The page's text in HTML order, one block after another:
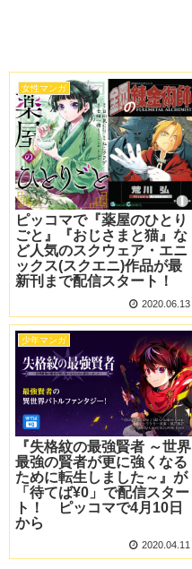
女性マンガ
ピッコマで『薬屋のひとり
ごと』『おじさまと猫』な
ど人気のスクウェア・エニ
ックス(スクエニ)作品が最
新刊まで配信スタート！
2020.06.13
少年マンガ
『失格紋の最強賢者 ～世界
最強の賢者が更に強くなる
ために転生しました～』が
「待てば¥0」で配信スター
ト！ ピッコマで4月10日
から
2020.04.11